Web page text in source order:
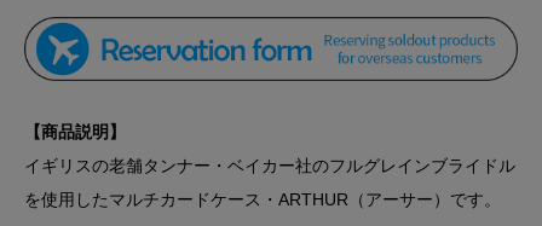
【商品説明】
イギリスの老舗タンナー・ベイカー社のフルグレインブライドル
を使用したマルチカードケース・ARTHUR（アーサー）です。